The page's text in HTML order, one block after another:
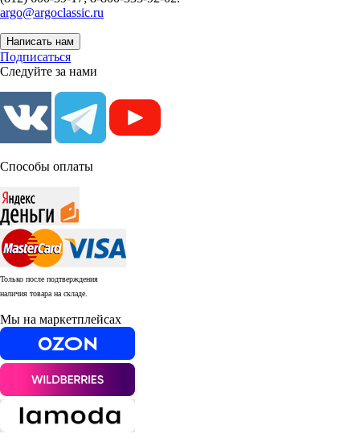
argo@argoclassic.ru
Написать нам
Подписаться
Следуйте за нами
Способы оплаты
Только после подтверждения
наличия товара на складе.
Мы на маркетплейсах